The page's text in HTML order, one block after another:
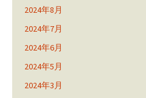
2024年8月
2024年7月
2024年6月
2024年5月
2024年3月